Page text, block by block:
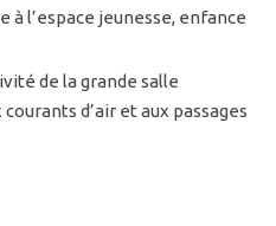
à l’espace jeunesse, enfance
de la grande salle
d’air et aux passages